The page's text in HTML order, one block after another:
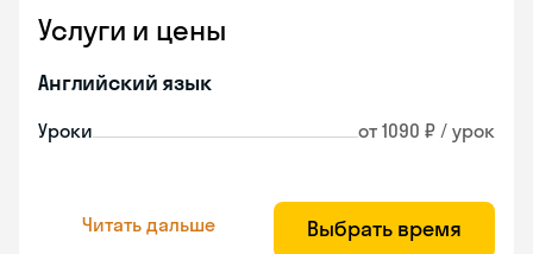
Услуги и цены
Английский язык
Уроки от 1090 ₽ / урок
Читать дальше Выбрать время